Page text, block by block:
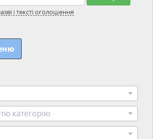
і тексті оголошення
категорію